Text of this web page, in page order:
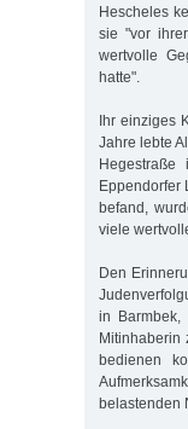
Hescheles
sie "vor
wertvolle
hatte".
Ihr einziges
Jahre lebte
Eppendorfer
befand,
viele
Den
in Barmbek,
Mitinhaberin
bedienen
belastenden